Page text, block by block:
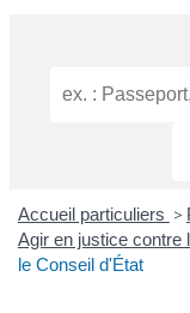
Accueil particuliers >
Agir en justice contre
le Conseil d'État